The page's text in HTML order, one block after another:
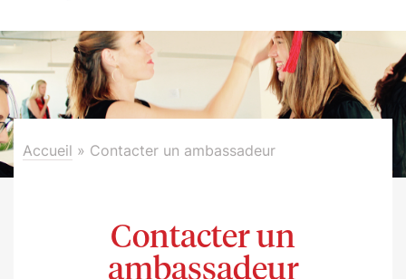
Accueil » Contacter un ambassadeur
Contacter un
ambassadeur